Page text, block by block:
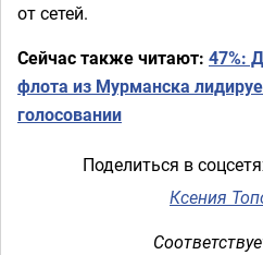
от сетей.
Сейчас также читают: 47%:
флота из Мурманска
голосовании
Поделиться в
Ксения